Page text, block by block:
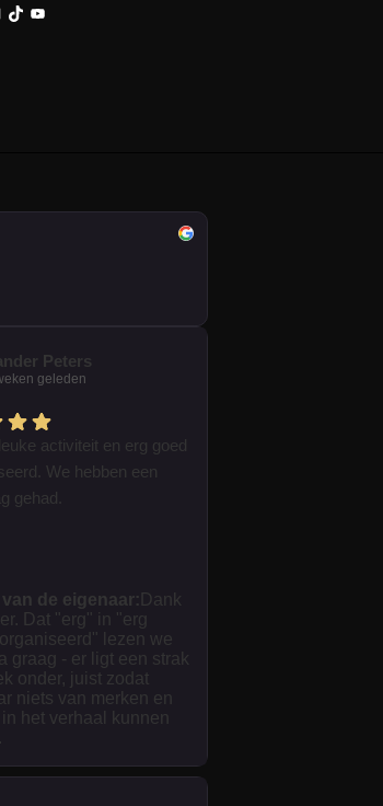
TikTokYouTube
Peters
geleden
activiteit en erg goed
We hebben een
gehad.
van de eigenaar: Dank
Dat "erg" in "erg
lezen we
graag - er ligt een strak
onder, juist zodat
niets van merken en
het verhaal kunnen